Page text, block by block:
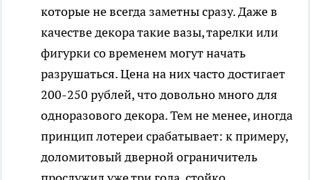
которые не всегда заметны сразу. Даже в
качестве декора такие вазы, тарелки или
фигурки со временем могут начать
разрушаться. Цена на них часто достигает
200-250 рублей, что довольно много для
одноразового декора. Тем не менее, иногда
принцип лотереи срабатывает: к примеру,
доломитовый дверной ограничитель